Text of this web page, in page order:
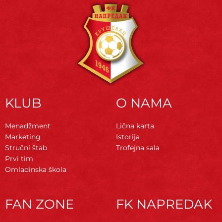
KLUB
Menadžment
Marketing
Stručni štab
Prvi tim
Omladinska škola
O NAMA
Lična karta
Istorija
Trofejna sala
FAN ZONE FK NAPREDAK